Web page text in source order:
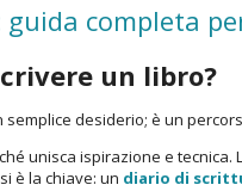
guida completa
un libro?
semplice desiderio; è un
unisca ispirazione e
è la chiave: un diario di